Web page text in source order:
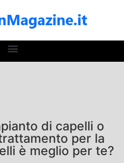
di capelli o
per la
è meglio per te?